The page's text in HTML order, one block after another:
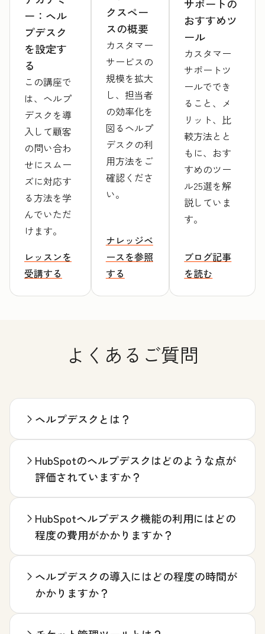
ー：ヘル
プデスク
を設定す
る
この講座で
は、ヘルプ
デスクを導
入して顧客
の問い合わ
せにスムー
ズに対応す
る方法を学
んでいただ
けます。
レッスンを
受講する
クスペー
スの概要
カスタマー
サービスの
規模を拡大
し、担当者
の効率化を
図るヘルプ
デスクの利
用方法をご
確認くださ
い。
ナレッジベ
ースを参照
する
サポートの
おすすめツ
ール
カスタマー
サポートツ
ールででき
ること、メ
リット、比
較方法とと
もに、おす
すめのツー
ル25選を解
説していま
す。
ブログ記事
を読む
よくあるご質問
ヘルプデスクとは？
HubSpotのヘルプデスクはどのような点が
評価されていますか？
HubSpotヘルプデスク機能の利用にはどの
程度の費用がかかりますか？
ヘルプデスクの導入にはどの程度の時間が
かかりますか？